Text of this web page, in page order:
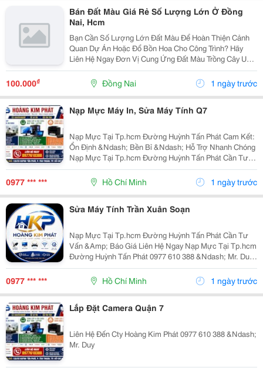
Bán Đất Màu Giá Rẻ Số Lượng Lớn Ở Đồng
Nai, Hcm
Bạn Cần Số Lượng Lớn Đất Màu Để Hoàn Thiện Cảnh
Quan Dự Án Hoặc Đổ Bồn Hoa Cho Công Trình? Hãy
Liên Hệ Ngay Đơn Vị Cung Ứng Đất Màu Trồng Cây Uy
Tín Nhất Đồng Nai, Tp. Hcm . Chúng Tôi Tự Hào Là Đối
Tác Của Nhiều Nhà Thầu Lớn Nhờ Mức Giá Cạnh Tranh
100.000₫ Đồng Nai 1 ngày trước
Nạp Mực Máy In, Sửa Máy Tính Q7
Nạp Mực Tại Tp.hcm Đường Huỳnh Tấn Phát Cam Kết:
Ổn Định &Ndash; Bền Bỉ &Ndash; Hỗ Trợ Nhanh Chóng
Nạp Mực Tại Tp.hcm Đường Huỳnh Tấn Phát Cần Tư
Vấn &Amp; Báo Giá Liên Hệ Ngay: Nạp Mực Tại
Tp.hcm Đường Huỳnh Tấn Phát 0977 610 388 &Ndash;
Mr. Duy Nạp...
0977 *** *** Hồ Chí Minh 1 ngày trước
Sửa Máy Tính Trần Xuân Soạn
Nạp Mực Tại Tp.hcm Đường Huỳnh Tấn Phát Cần Tư
Vấn &Amp; Báo Giá Liên Hệ Ngay Nạp Mực Tại Tp.hcm
Đường Huỳnh Tấn Phát 0977 610 388 &Ndash; Mr. Duy
Nạp Mực Tại Tp.hcm Đường Huỳnh Tấn Phát 128/35
Huỳnh Tấn Phát, P. Tân Thuận, Tp.hcm
0977 *** *** Hồ Chí Minh 1 ngày trước
Lắp Đặt Camera Quận 7
Liên Hệ Đến Cty Hoàng Kim Phát 0977 610 388 &Ndash;
Mr. Duy